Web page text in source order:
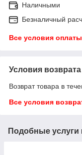
Наличными
Безналичный
Все условия оплаты
Условия возврата
Возврат товара в
Все условия
Подобные услуги